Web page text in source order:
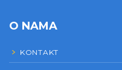
O NAMA
KONTAKT